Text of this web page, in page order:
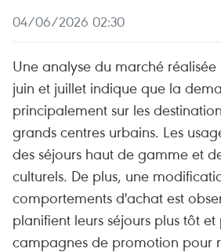
04/06/2026 02:30
Une analyse du marché
juin et juillet indique que la
principalement sur les
grands centres urbains. Les
des séjours haut de gamme et
culturels. De plus, une
comportements d'achat est
planifient leurs séjours plus tôt
campagnes de promotion pour